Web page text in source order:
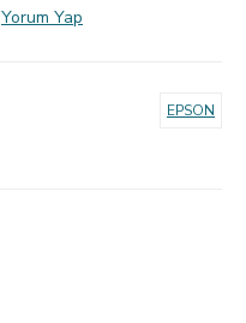
Yorum Yap
EPSON